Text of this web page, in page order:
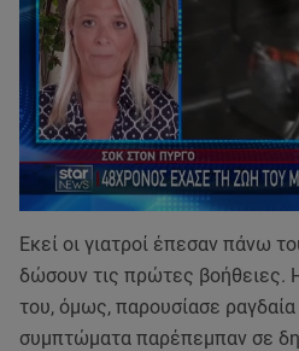
Εκεί οι γιατροί έπεσαν πάνω
δώσουν τις πρώτες βοήθειες.
του, όμως, παρουσίασε
συμπτώματα παρέπεμπαν σε